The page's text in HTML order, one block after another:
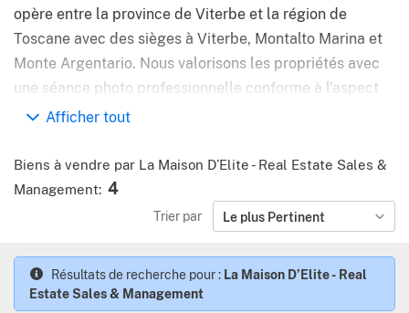
opère entre la province de Viterbe et la région de
Toscane avec des sièges à Viterbe, Montalto Marina et
Monte Argentario. Nous valorisons les propriétés avec
une séance photo professionnelle conforme à l'aspect
réel de la maison et nous appliquons la garantie à nos
temps prévu, vous ne paierez pas la commission. Nous
travaillons uniquement en exclusivité avec la pleine
délégation et la confiance du propriétaire.
Afficher tout
Biens à vendre par La Maison D’Elite - Real Estate Sales &
Management: 4
Trier par Le plus Pertinent
Résultats de recherche pour : La Maison D’Elite - Real
Estate Sales & Management